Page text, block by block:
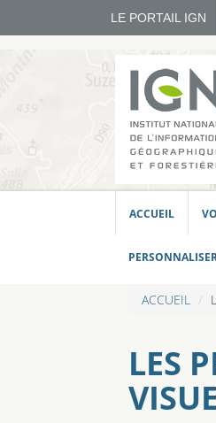
LE PORTAIL IGN
ACCUEIL
ACCUEIL
LES